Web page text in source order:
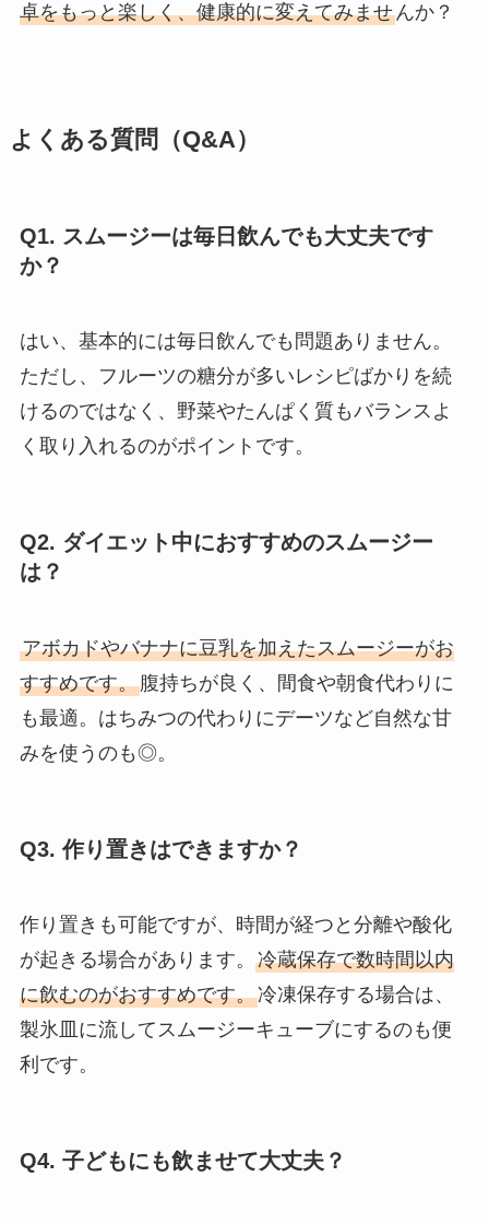
卓をもっと楽しく、健康的に変えてみませんか？
よくある質問（Q&A）
Q1. スムージーは毎日飲んでも大丈夫です
か？
はい、基本的には毎日飲んでも問題ありません。
ただし、フルーツの糖分が多いレシピばかりを続
けるのではなく、野菜やたんぱく質もバランスよ
く取り入れるのがポイントです。
Q2. ダイエット中におすすめのスムージー
は？
アボカドやバナナに豆乳を加えたスムージーがお
すすめです。腹持ちが良く、間食や朝食代わりに
も最適。はちみつの代わりにデーツなど自然な甘
みを使うのも◎。
Q3. 作り置きはできますか？
作り置きも可能ですが、時間が経つと分離や酸化
が起きる場合があります。 冷蔵保存で数時間以内
に飲むのがおすすめです。冷凍保存する場合は、
製氷皿に流してスムージーキューブにするのも便
利です。
Q4. 子どもにも飲ませて大丈夫？